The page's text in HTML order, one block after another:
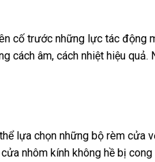
cố trước những lực tác động
cách âm, cách nhiệt hiệu quả.
lựa chọn những bộ rèm cửa
nhôm kính không hề bị cong